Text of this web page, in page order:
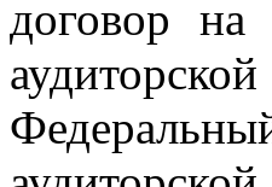
договор на